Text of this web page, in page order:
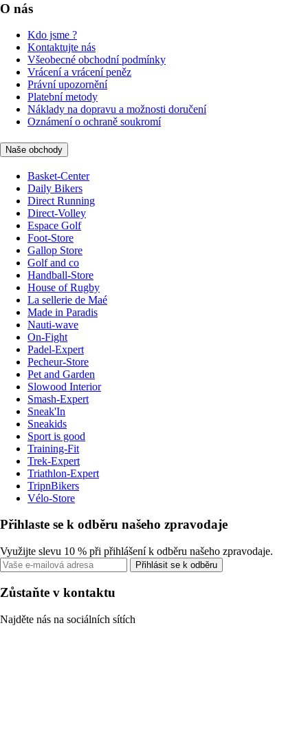
O nás
Kdo jsme ?
Kontaktujte nás
Všeobecné obchodní podmínky
Vrácení a vrácení peněz
Právní upozornění
Platební metody
Náklady na dopravu a možnosti doručení
Oznámení o ochraně soukromí
Naše obchody
Basket-Center
Daily Bikers
Direct Running
Direct-Volley
Espace Golf
Foot-Store
Gallop Store
Golf and co
Handball-Store
House of Rugby
La sellerie de Maé
Made in Paradis
Nauti-wave
On-Fight
Padel-Expert
Pecheur-Store
Pet and Garden
Slowood Interior
Smash-Expert
Sneak'In
Sneakids
Sport is good
Training-Fit
Trek-Expert
Triathlon-Expert
TripnBikers
Vélo-Store
Přihlaste se k odběru našeho zpravodaje
Využijte slevu 10 % při přihlášení k odběru našeho zpravodaje.
Přihlásit se k odběru
Zůstaňte v kontaktu
Najděte nás na sociálních sítích